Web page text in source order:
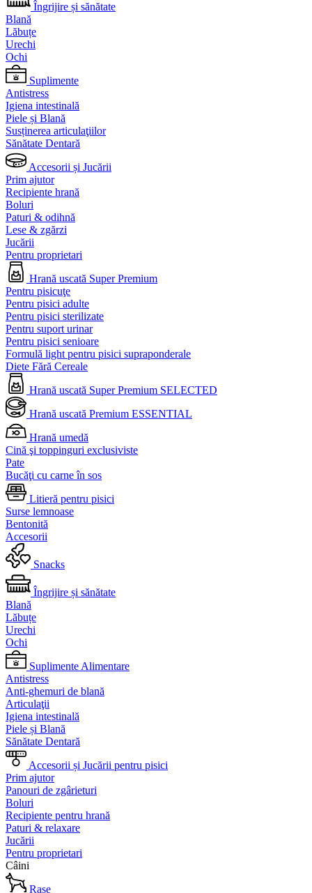
Îngrijire și sănătate
Blană
Lăbuțe
Urechi
Ochi
Suplimente
Antistress
Igiena intestinală
Piele și Blană
Susținerea articulaţiilor
Sănătate Dentară
Accesorii și Jucării
Prim ajutor
Recipiente hrană
Boluri
Paturi & odihnă
Lese & zgărzi
Jucării
Pentru proprietari
Hrană uscată Super Premium
Pentru pisicuţe
Pentru pisici adulte
Pentru pisici sterilizate
Pentru suport urinar
Pentru pisici senioare
Formulă light pentru pisici supraponderale
Diete Fără Cereale
Hrană uscată Super Premium SELECTED
Hrană uscată Premium ESSENTIAL
Hrană umedă
Cină şi toppinguri exclusiviste
Pate
Bucăţi cu carne în sos
Litieră pentru pisici
Surse lemnoase
Bentonită
Accesorii
Snacks
Îngrijire și sănătate
Blană
Lăbuțe
Urechi
Ochi
Suplimente Alimentare
Antistress
Anti-ghemuri de blană
Articulaţii
Igiena intestinală
Piele și Blană
Sănătate Dentară
Accesorii și Jucării pentru pisici
Prim ajutor
Panouri de zgârieturi
Boluri
Recipiente pentru hrană
Paturi & relaxare
Jucării
Pentru proprietari
Câini
Rase